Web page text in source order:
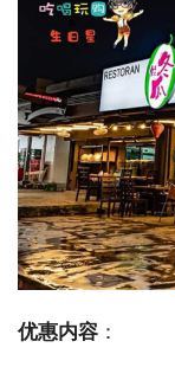
优惠内容 ：